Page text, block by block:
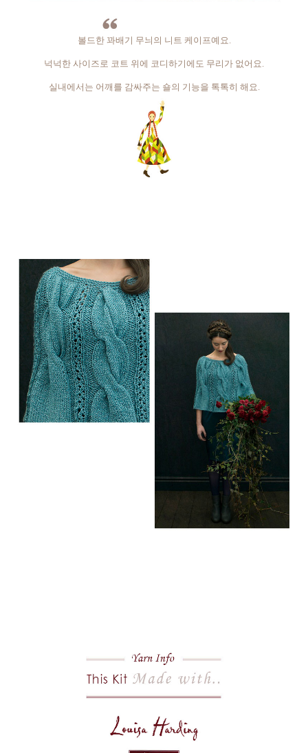
볼드한 꽈배기 무늬의 니트 케이프예요.
넉넉한 사이즈로 코트 위에 코디하기에도 무리가 없어요.
실내에서는 어깨를 감싸주는 숄의 기능을 톡톡히 해요.